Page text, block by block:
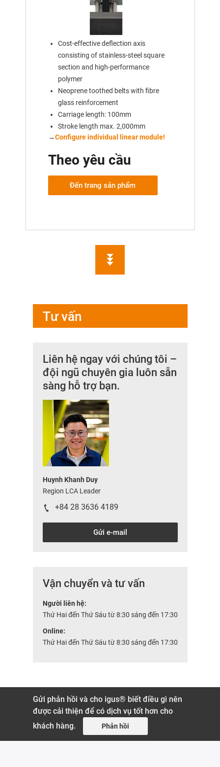
Cost-effective deflection axis
consisting of stainless-steel square
section and high-performance
polymer
Neoprene toothed belts with fibre
glass reinforcement
Carriage length: 100mm
Stroke length max. 2,000mm
→Configure individual linear module!
Theo yêu cầu
Đến trang sản phẩm
Tư vấn
Liên hệ ngay với chúng tôi –
đội ngũ chuyên gia luôn sẵn
sàng hỗ trợ bạn.
Huynh Khanh Duy
Region LCA Leader
+84 28 3636 4189
Gửi e-mail
Vận chuyển và tư vấn
Người liên hệ:
Thứ Hai đến Thứ Sáu từ 8:30 sáng đến 17:30
Online:
Thứ Hai đến Thứ Sáu từ 8:30 sáng đến 17:30
Gửi phản hồi và cho igus® biết điều gì nên
được cải thiện để có dịch vụ tốt hơn cho
khách hàng.
Phản hồi